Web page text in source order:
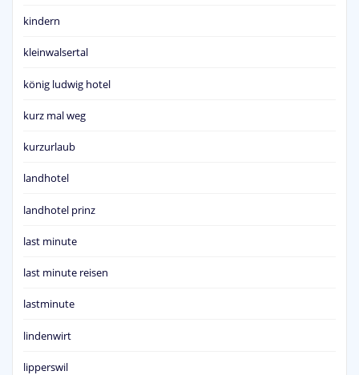
kindern
kleinwalsertal
könig ludwig hotel
kurz mal weg
kurzurlaub
landhotel
landhotel prinz
last minute
last minute reisen
lastminute
lindenwirt
lipperswil